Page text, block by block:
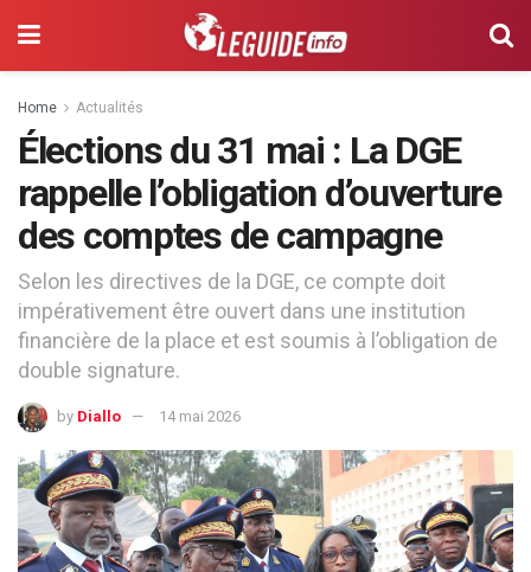
Home Actualités
Élections du 31 mai : La DGE
rappelle l’obligation d’ouverture
des comptes de campagne
Selon les directives de la DGE, ce compte doit
impérativement être ouvert dans une institution
financière de la place et est soumis à l’obligation de
double signature.
by Diallo 14 mai 2026